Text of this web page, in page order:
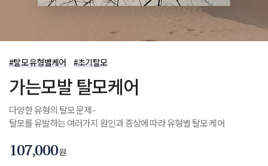
#탈모 유형별케어 #초기탈모
가는모발 탈모케어
다양한 유형의 탈모 문제-
탈모를 유발하는 여러가지 원인과 증상에 따라 유형별 탈모 케어
107,000원
개인정보 수집 및 이용 동의 전체보기
휴대폰 번호
제목
문의내용
첨부파일